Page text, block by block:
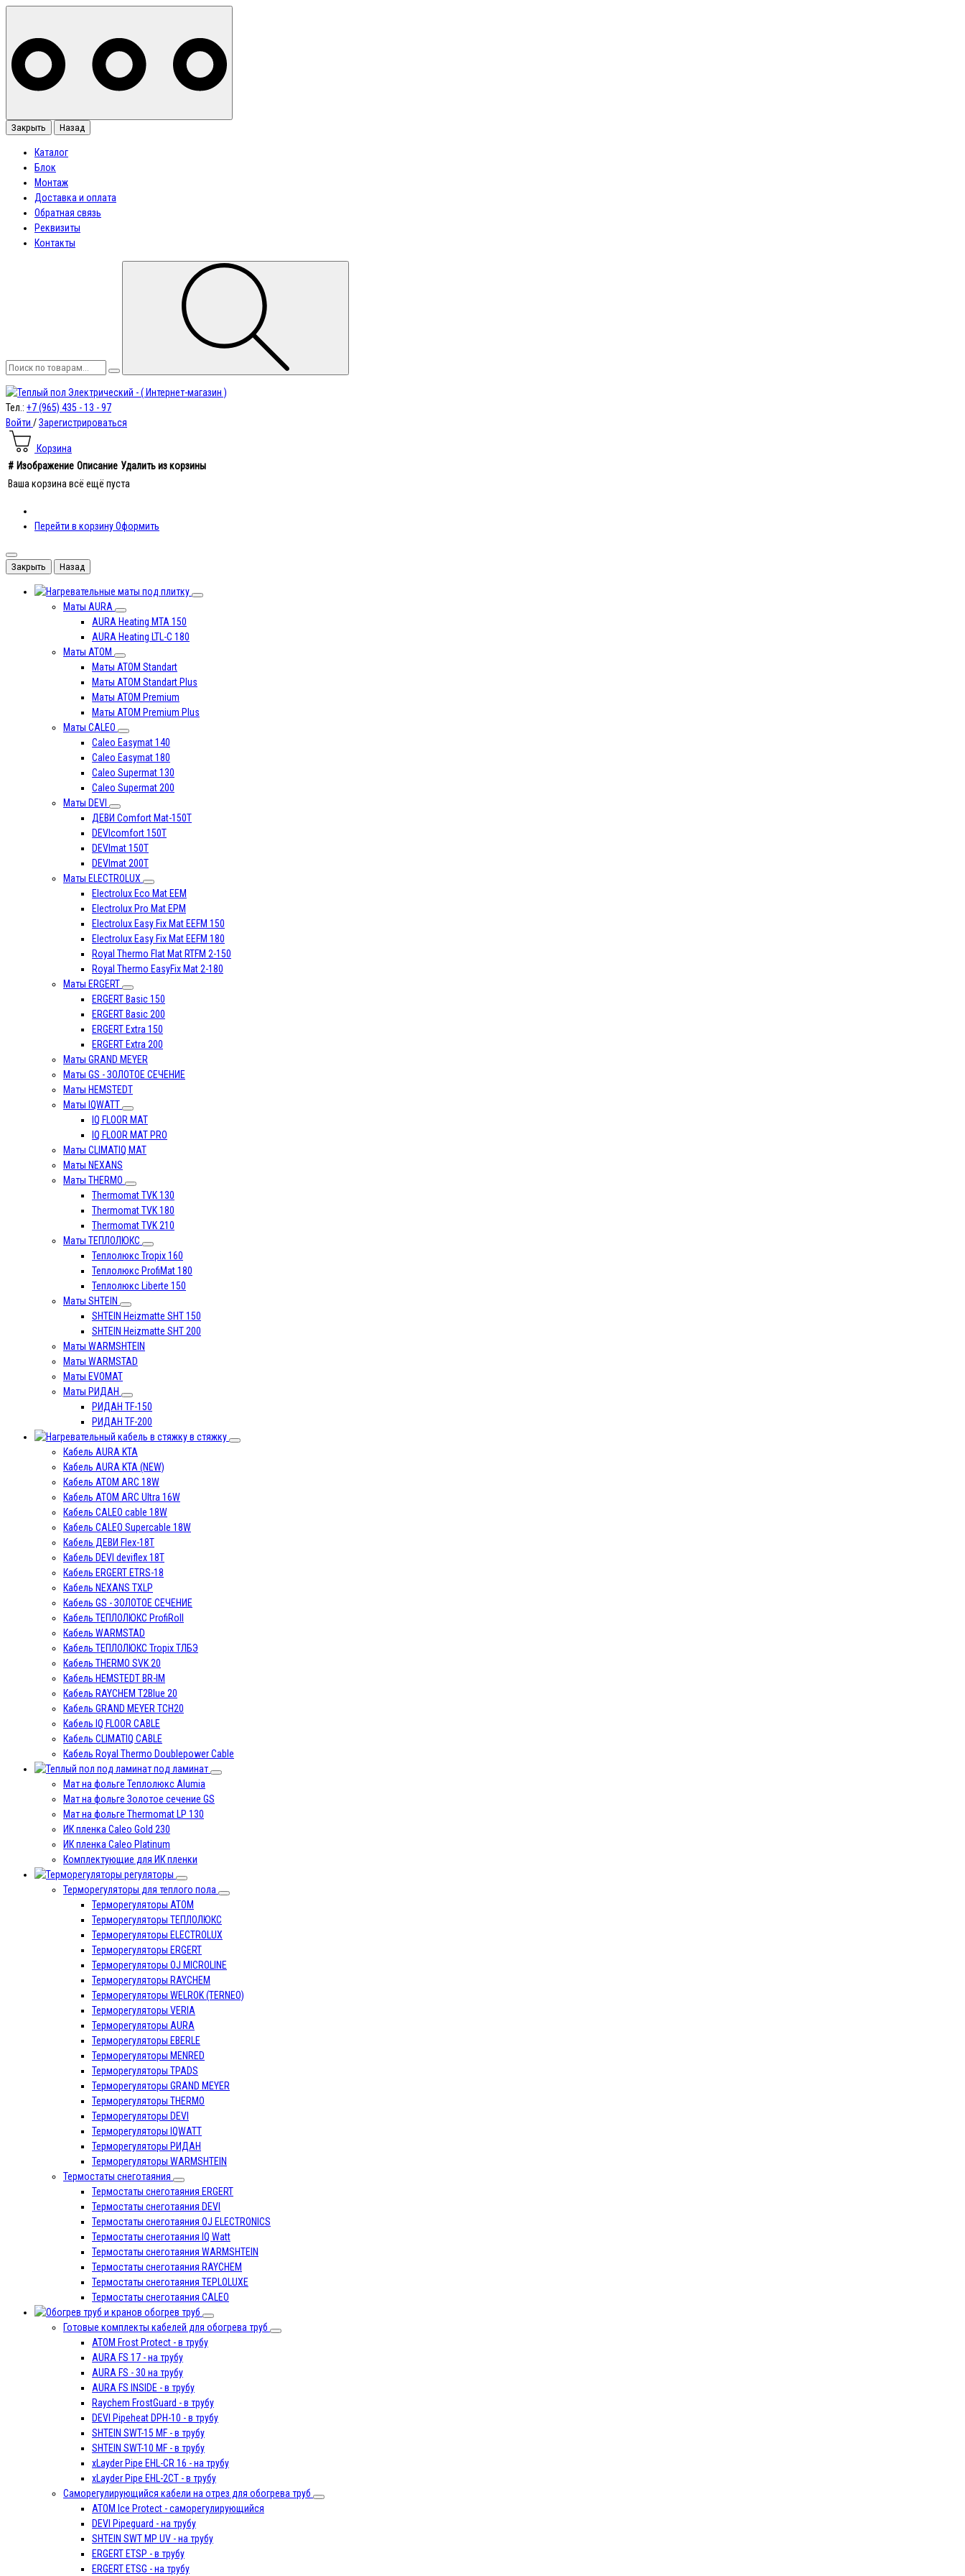
Закрыть Назад
Каталог
Блок
Монтаж
Доставка и оплата
Обратная связь
Реквизиты
Контакты
Тел.: +7 (965) 435 - 13 - 97
Войти /Зарегистрироваться
Корзина
# Изображение Описание Удалить из корзины
Ваша корзина всё ещё пуста
Перейти в корзинуОформить
Закрыть Назад
под плитку
Маты AURA
AURA Heating MTA 150
AURA Heating LTL-C 180
Маты АТОМ
Маты АТОМ Standart
Маты АТОМ Standart Plus
Маты АТОМ Premium
Маты АТОМ Premium Plus
Маты CALEO
Caleo Easymat 140
Caleo Easymat 180
Caleo Supermat 130
Caleo Supermat 200
Маты DEVI
ДЕВИ Comfort Mat-150T
DEVIcomfort 150T
DEVImat 150T
DEVImat 200T
Маты ELECTROLUX
Electrolux Eco Mat EЕM
Electrolux Pro Mat EPM
Electrolux Easy Fix Mat EEFM 150
Electrolux Easy Fix Mat EEFM 180
Royal Thermo Flat Mat RTFM 2-150
Royal Thermo EasyFix Mat 2-180
Маты ERGERT
ERGERT Basic 150
ERGERT Basic 200
ERGERT Extra 150
ERGERT Extra 200
Маты GRAND MEYER
Маты GS - ЗОЛОТОЕ СЕЧЕНИЕ
Маты HEMSTEDT
Маты IQWATT
IQ FLOOR MAT
IQ FLOOR MAT PRO
Маты CLIMATIQ MAT
Маты NEXANS
Маты THERMO
Thermomat TVK 130
Thermomat TVK 180
Thermomat TVK 210
Маты ТЕПЛОЛЮКС
Теплолюкс Tropix 160
Теплолюкс ProfiMat 180
Теплолюкс Liberte 150
Маты SHTEIN
SHTEIN Heizmatte SHT 150
SHTEIN Heizmatte SHT 200
Маты WARMSHTEIN
Маты WARMSTAD
Маты EVOMAT
Маты РИДАН
РИДАН TF-150
РИДАН TF-200
в стяжку
Кабель AURA KTA
Кабель AURA KTA (NEW)
Кабель ATOM ARC 18W
Кабель ATOM ARC Ultra 16W
Кабель CALEO cable 18W
Кабель CALEO Supercable 18W
Кабель ДЕВИ Flex-18T
Кабель DEVI deviflex 18T
Кабель ERGERT ETRS-18
Кабель NEXANS TXLP
Кабель GS - ЗОЛОТОЕ СЕЧЕНИЕ
Кабель ТЕПЛОЛЮКС ProfiRoll
Кабель WARMSTAD
Кабель ТЕПЛОЛЮКС Tropix ТЛБЭ
Кабель THERMO SVK 20
Кабель HEMSTEDT BR-IM
Кабель RAYCHEM T2Blue 20
Кабель GRAND MEYER TCH20
Кабель IQ FLOOR CABLE
Кабель CLIMATIQ CABLE
Кабель Royal Thermo Doublepower Cable
под ламинат
Мат на фольге Теплолюкс Alumia
Мат на фольге Золотое сечение GS
Мат на фольге Thermomat LP 130
ИК пленка Caleo Gold 230
ИК пленка Caleo Platinum
Комплектующие для ИК пленки
регуляторы
Терморегуляторы для теплого пола
Терморегуляторы ATOM
Терморегуляторы ТЕПЛОЛЮКС
Терморегуляторы ELECTROLUX
Терморегуляторы ERGERT
Терморегуляторы OJ MICROLINE
Терморегуляторы RAYCHEM
Терморегуляторы WELROK (TERNEO)
Терморегуляторы VERIA
Терморегуляторы AURA
Терморегуляторы EBERLE
Терморегуляторы MENRED
Терморегуляторы TPADS
Терморегуляторы GRAND MEYER
Терморегуляторы THERMO
Терморегуляторы DEVI
Терморегуляторы IQWATT
Терморегуляторы РИДАН
Терморегуляторы WARMSHTEIN
Термостаты снеготаяния
Термостаты снеготаяния ERGERT
Термостаты снеготаяния DEVI
Термостаты снеготаяния OJ ELECTRONICS
Термостаты снеготаяния IQ Watt
Термостаты снеготаяния WARMSHTEIN
Термостаты снеготаяния RAYCHEM
Термостаты снеготаяния TEPLOLUXE
Термостаты снеготаяния CALEO
обогрев труб
Готовые комплекты кабелей для обогрева труб
ATOM Frost Protect - в трубу
AURA FS 17 - на трубу
AURA FS - 30 на трубу
AURA FS INSIDE - в трубу
Raychem FrostGuard - в трубу
DEVI Pipeheat DPH-10 - в трубу
SHTEIN SWT-15 MF - в трубу
SHTEIN SWT-10 MF - в трубу
xLayder Pipe EHL-CR 16 - на трубу
xLayder Pipe EHL-2CT - в трубу
Саморегулирующийся кабели на отрез для обогрева труб
ATOM Ice Protect - саморегулирующийся
DEVI Pipeguard - на трубу
SHTEIN SWT MP UV - на трубу
ERGERT ETSP - в трубу
ERGERT ETSG - на трубу